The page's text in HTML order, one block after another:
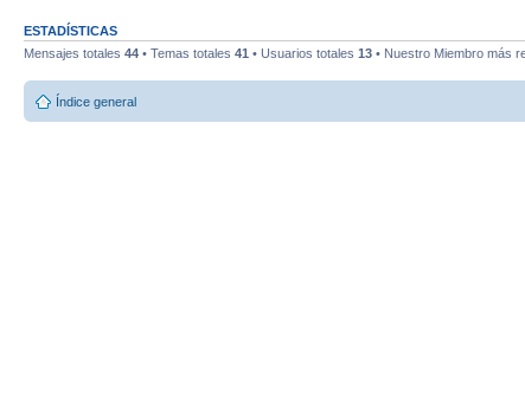
ESTADÍSTICAS
Mensajes totales 44 • Temas totales 41 • Usuarios totales 13 • Nuestro Miembro más
Índice general